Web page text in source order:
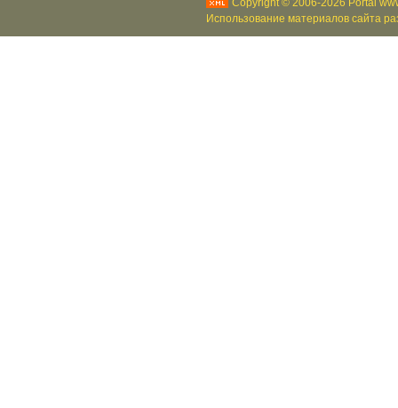
Copyright © 2006-2026 Portal
Использование материалов сайта